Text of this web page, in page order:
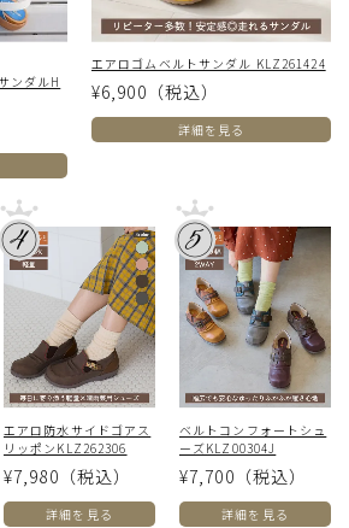
ンダルH
エアロゴムベルトサンダル KLZ261424
¥6,900 （税込）
詳細を見る
エアロ防水サイドゴアス
リッポンKLZ262306
¥7,980 （税込）
詳細を見る
ベルトコンフォートシュ
ーズKLZ00304J
¥7,700 （税込）
詳細を見る